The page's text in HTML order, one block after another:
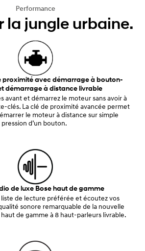
Performance
la jungle urbaine.
proximité avec démarrage à bouton-
démarrage à distance livrable
avant et démarrez le moteur sans avoir à
clés. La clé de proximité avancée permet
le moteur à distance sur simple
pression d’un bouton.
de luxe Bose haut de gamme
de lecture préférée et écoutez vos
sonore remarquable de la nouvelle
de gamme à 8 haut-parleurs livrable.